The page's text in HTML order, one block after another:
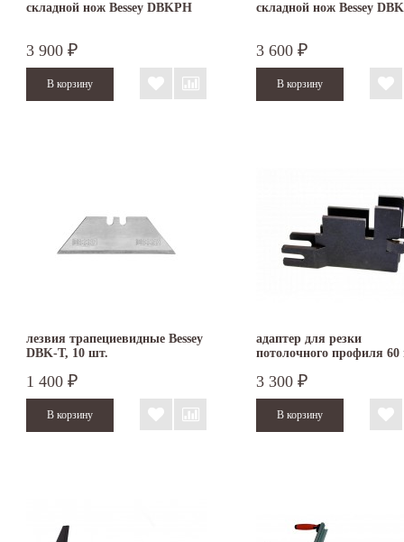
складной нож Bessey DBKPH
3 900 ₽
складной нож Bessey
3 600 ₽
лезвия трапециевидные Bessey
DBK-T, 10 шт.
1 400 ₽
адаптер для резки
потолочного профиля
PROFILCUT MEGA
3 300 ₽